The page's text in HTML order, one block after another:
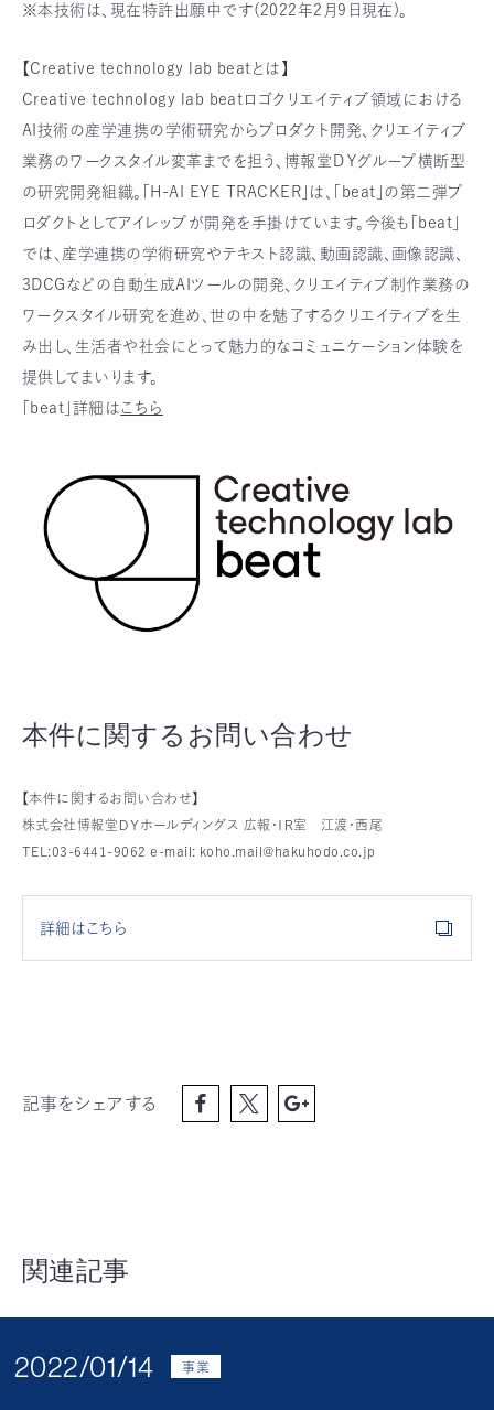
※本技術は、現在特許出願中です(2022年2月9日現在)。
【Creative technology lab beatとは】
Creative technology lab beatロゴクリエイティブ領域における
AI技術の産学連携の学術研究からプロダクト開発、クリエイティブ
業務のワークスタイル変革までを担う、博報堂ＤＹグループ横断型
の研究開発組織。「H-AI EYE TRACKER」は、「beat」の第二弾プ
ロダクトとしてアイレップが開発を手掛けています。今後も「beat」
では、産学連携の学術研究やテキスト認識、動画認識、画像認識、
3DCGなどの自動生成AIツールの開発、クリエイティブ制作業務の
ワークスタイル研究を進め、世の中を魅了するクリエイティブを生
み出し、生活者や社会にとって魅力的なコミュニケーション体験を
提供してまいります。
「beat」詳細はこちら
本件に関するお問い合わせ
【本件に関するお問い合わせ】
株式会社博報堂ＤＹホールディングス 広報・ＩＲ室 江渡・西尾
TEL:03-6441-9062 e-mail: koho.mail@hakuhodo.co.jp
詳細はこちら
記事をシェアする
関連記事
2022/01/14 事業